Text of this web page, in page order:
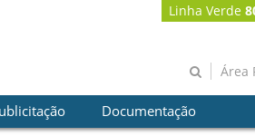
Linha Verde
Área
Documentação